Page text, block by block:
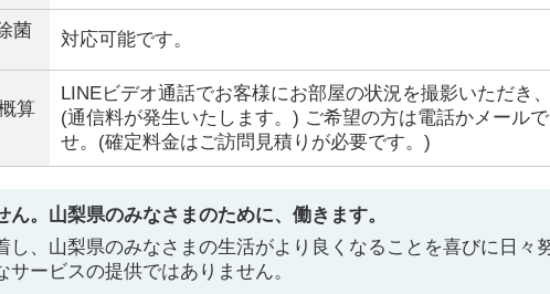
菌
対応可能です。
算
LINEビデオ通話でお客様にお部屋の状況を撮影いただき
(通信料が発生いたします。) ご希望の方は電話かメール
せ。(確定料金はご訪問見積りが必要です。)
。山梨県のみなさまのために、働きます。
し、山梨県のみなさまの生活がより良くなることを喜びに日々
ービスの提供ではありません。